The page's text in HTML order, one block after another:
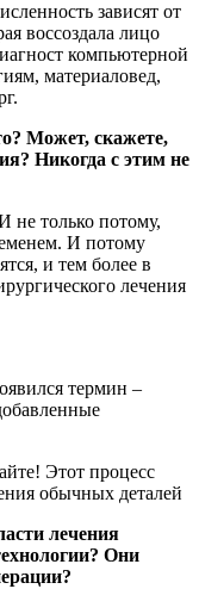
зависят от
воссоздала лицо
компьютерной
материаловед,
Может, скажете,
Никогда с этим не
не только потому,
И потому
и тем более в
лечения
термин –
Этот процесс
обычных деталей
лечения
Они